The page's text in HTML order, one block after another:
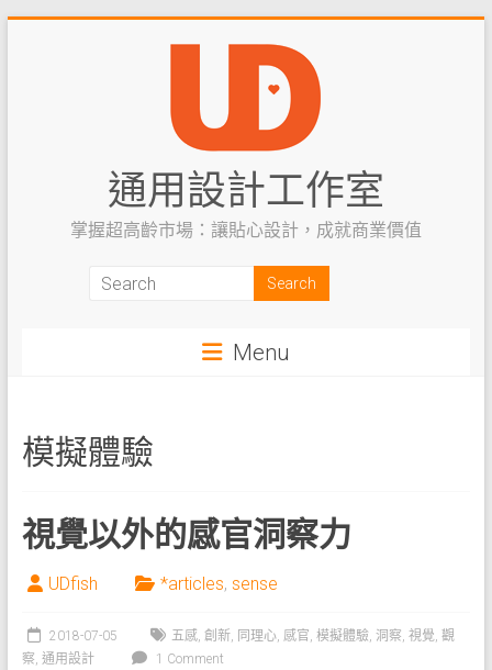
通用設計工作室
掌握超高齡市場：讓貼心設計，成就商業價值
Menu
模擬體驗
視覺以外的感官洞察力
UDfish *articles, sense
2018-07-05 五感, 創新, 同理心, 感官, 模擬體驗, 洞察, 視覺, 觀
察, 通用設計 1 Comment